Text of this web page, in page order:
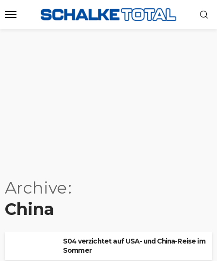
Archive
China
S04 verzichtet auf USA- und China-Reise im
Sommer